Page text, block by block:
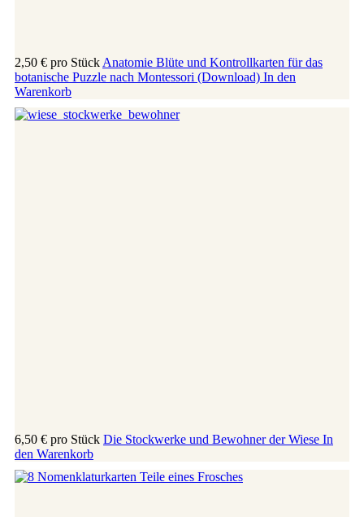
2,50 € pro Stück Anatomie Blüte und Kontrollkarten für das
botanische Puzzle nach Montessori (Download) In den
Warenkorb
6,50 € pro Stück Die Stockwerke und Bewohner der Wiese In
den Warenkorb